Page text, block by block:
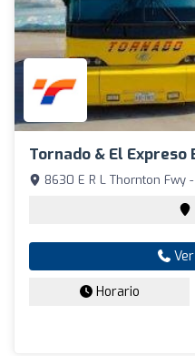
Tornado & El Expreso
8630 E R L Thornton Fwy
Horario